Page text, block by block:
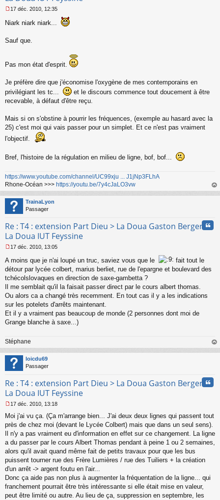
e
a
n
n
u
17 déc. 2010, 12:35
Niark niark niark...
Sauf que.
Pas mon état d'esprit.
Je préfère dire que j'économise l'oxygène de mes contemporains en
privilégiant les tc...
et le discours commence tout doucement à être
recevable, à défaut d'être reçu.
Mais si on s'obstine à pourrir les fréquences, (exemple au hasard avec la
25) c'est moi qui vais passer pour un simplet. Et ce n'est pas vraiment
l'objectif.
Bref, l'histoire de la régulation en milieu de ligne, bof, bof...
https://www.youtube.com/channel/UC99xju ... J1jNp3FLhA
Rhone-Océan >>> https://youtu.be/7y4cJaLO3vw
au
TrainaLyon
Passager
Re : T4 : extension Part Dieu > La Doua Gaston Berger >
La Doua IUT Feyssine
e
s
s
a
g
e
n
o
l
17 déc. 2010, 13:05
A moins que je n'ai loupé un truc, saviez vous que le
fait tout le
détour par lycée colbert, marius berliet, rue de l'epargne et boulevard des
tchécolslovaques en direction de saxe-gambetta ?
Il me semblait qu'il la faisait passer direct par le cours albert thomas.
Ou alors ca a changé très recemment. En tout cas il y a les indications
sur les potelets d'arrêts maintenant.
Et il y a vraiment pas beaucoup de monde (2 personnes dont moi de
Grange blanche à saxe...)
Stéphane
au
loicdu69
Passager
Re : T4 : extension Part Dieu > La Doua Gaston Berger >
La Doua IUT Feyssine
e
s
s
a
g
e
n
o
n
u
17 déc. 2010, 13:18
Moi j'ai vu ça. (Ça m'arrange bien... J'ai deux deux lignes qui passent tout
près de chez moi (devant le Lycée Colbert) mais que dans un seul sens).
Il n'y a pas vraiment eu d'information en effet sur ce changement. La ligne
a du passer par le cours Albert Thomas pendant à peine 1 ou 2 semaines,
alors qu'il avait quand même fait de petits travaux pour que les bus
puissent tourner rue des Frère Lumières / rue des Tuiliers + la création
d'un arrêt -> argent foutu en l'air...
Donc ça aide pas non plus à augmenter la fréquentation de la ligne... qui
franchement pourrait être très intéressante si elle était mise en valeur,
peut être limité ou autre. Au lieu de ça, suppression en septembre, les